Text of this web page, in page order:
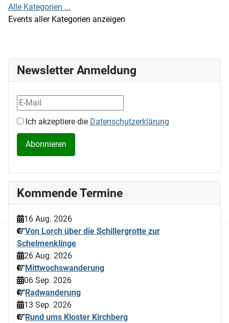
Alle Kategorien ...
Events aller Kategorien anzeigen
Newsletter Anmeldung
Ich akzeptiere die Datenschutzerklärung
Kommende Termine
16 Aug. 2026
Von Lorch über die Schillergrotte zur
Schelmenklinge
26 Aug. 2026
Mittwochswanderung
06 Sep. 2026
Radwanderung
13 Sep. 2026
Rund ums Kloster Kirchberg